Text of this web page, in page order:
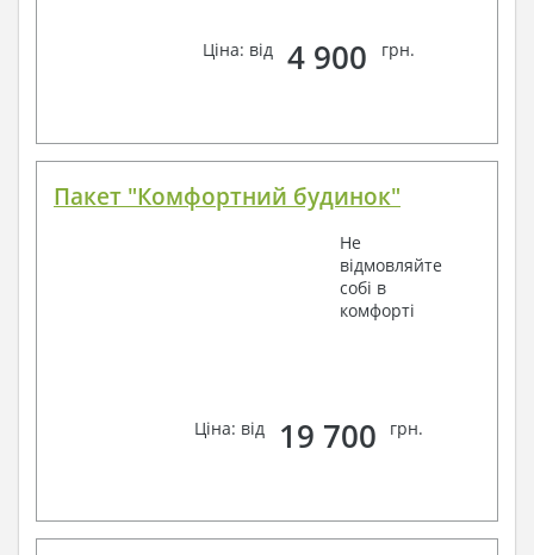
Ціна: від 4 900 грн.
Пакет "Комфортний будинок"
Не
відмовляйте
собі в
комфорті
Ціна: від 19 700 грн.